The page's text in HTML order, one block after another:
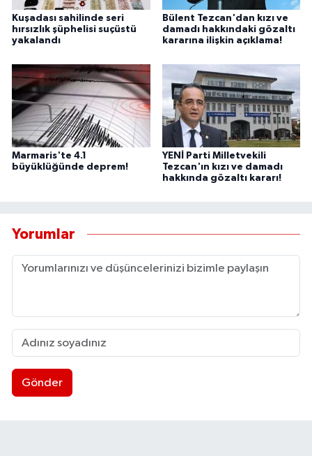
Kuşadası sahilinde seri
hırsızlık şüphelisi suçüstü
yakalandı
Bülent Tezcan'dan kızı ve
damadı hakkındaki gözaltı
kararına ilişkin açıklama!
Marmaris'te 4.1
büyüklüğünde deprem!
YENİ Parti Milletvekili
Tezcan'ın kızı ve damadı
hakkında gözaltı kararı!
Yorumlar
Gönder